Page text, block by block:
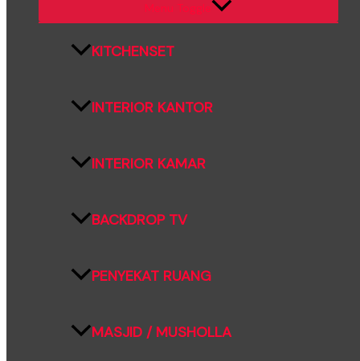
Menu Toggle
KITCHENSET
INTERIOR KANTOR
INTERIOR KAMAR
BACKDROP TV
PENYEKAT RUANG
MASJID / MUSHOLLA